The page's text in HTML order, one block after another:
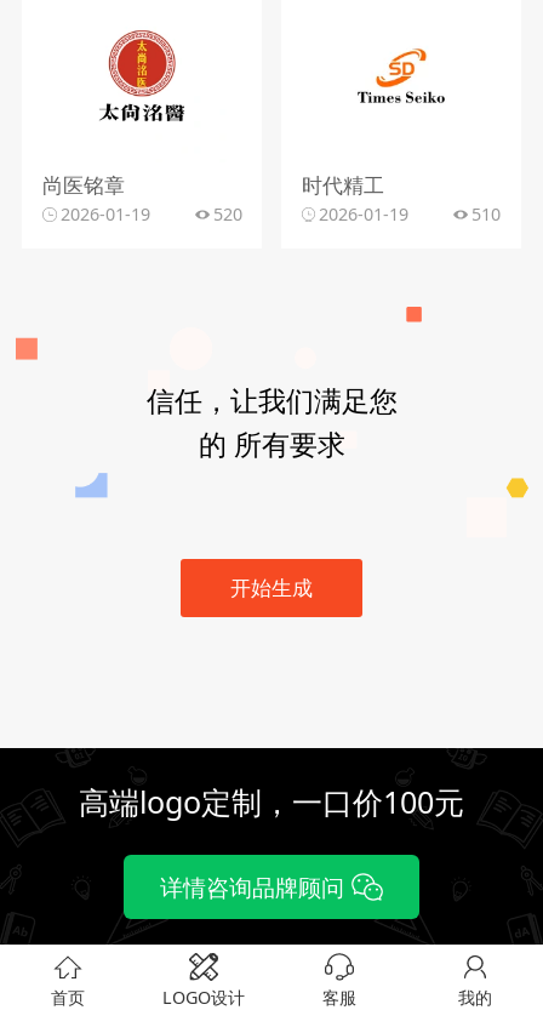
尚医铭章
2026-01-19 520
时代精工
2026-01-19 510
信任，让我们满足您
的 所有要求
开始生成
高端logo定制，一口价100元
详情咨询品牌顾问
首页 LOGO设计 客服 我的